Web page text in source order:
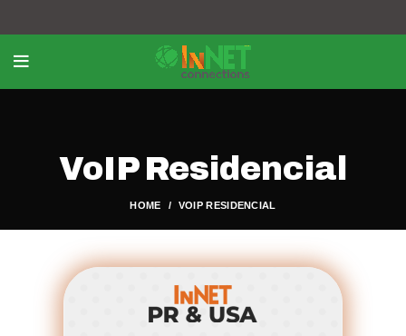
VoIP Residencial
HOME VOIP RESIDENCIAL